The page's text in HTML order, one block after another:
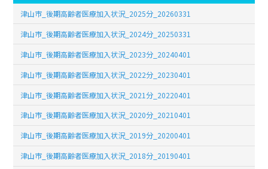
津山市_後期高齢者医療加入状況_2025分_20260331
津山市_後期高齢者医療加入状況_2024分_20250331
津山市_後期高齢者医療加入状況_2023分_20240401
津山市_後期高齢者医療加入状況_2022分_20230401
津山市_後期高齢者医療加入状況_2021分_20220401
津山市_後期高齢者医療加入状況_2020分_20210401
津山市_後期高齢者医療加入状況_2019分_20200401
津山市_後期高齢者医療加入状況_2018分_20190401